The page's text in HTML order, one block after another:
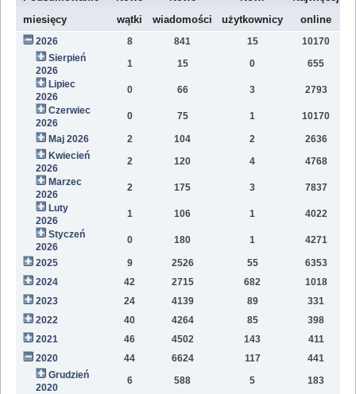
miesięcy
wątki
wiadomości
użytkownicy
online
2026 8 841 15 10170
Sierpień
2026
1 15 0 655
Lipiec
2026
0 66 3 2793
Czerwiec
2026
0 75 1 10170
Maj 2026 2 104 2 2636
Kwiecień
2026
2 120 4 4768
Marzec
2026
2 175 3 7837
Luty
2026
1 106 1 4022
Styczeń
2026
0 180 1 4271
2025 9 2526 55 6353
2024
42 2715 682 1018
2023
24 4139 89 331
2022
40 4264 85 398
2021
46 4502 143 411
2020
44 6624 117 441
Grudzień
2020
6 588 5 183